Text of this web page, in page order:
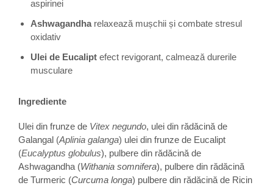
aspirinei
Ashwagandha relaxează mușchii și combate stresul
oxidativ
Ulei de Eucalipt efect revigorant, calmează durerile
musculare
Ingrediente
Ulei din frunze de Vitex negundo, ulei din rădăcină de
Galangal (Aplinia galanga) ulei din frunze de Eucalipt
(Eucalyptus globulus), pulbere din rădăcină de
Ashwagandha (Withania somnifera), pulbere din rădăcină
de Turmeric (Curcuma longa) pulbere din rădăcină de Ricin